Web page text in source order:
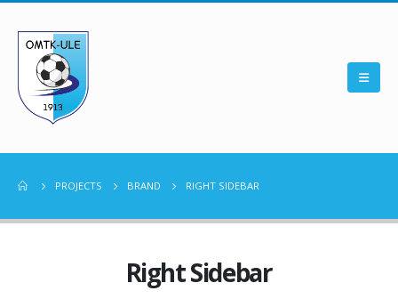
PROJECTS BRAND RIGHT SIDEBAR
Right Sidebar